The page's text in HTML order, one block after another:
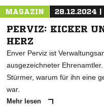
MAGAZIN 28.12.2024 |
PERVIZ: KICKER
HERZ
Enver Perviz ist
ausgezeichneter
Stürmer, warum für ihn eine
war.
Mehr lesen